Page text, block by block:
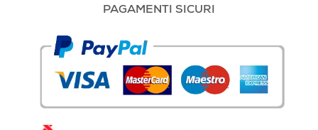
PAGAMENTI SICURI